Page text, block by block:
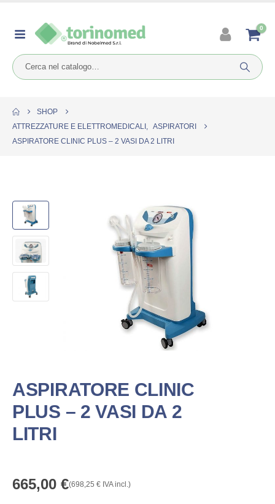
0
SHOP
ATTREZZATURE E ELETTROMEDICALI , ASPIRATORI
ASPIRATORE CLINIC PLUS – 2 VASI DA 2 LITRI
ASPIRATORE CLINIC
PLUS – 2 VASI DA 2
LITRI
665,00 €(698,25 € IVA incl.)